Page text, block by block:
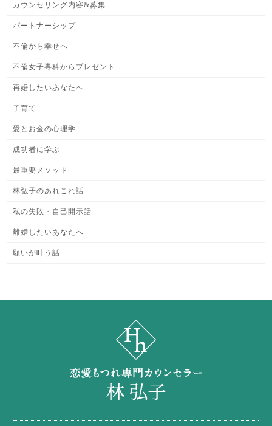
カウンセリング内容&募集
パートナーシップ
不倫から幸せへ
不倫女子専科からプレゼント
再婚したいあなたへ
子育て
愛とお金の心理学
成功者に学ぶ
最重要メソッド
林弘子のあれこれ話
私の失敗・自己開示話
離婚したいあなたへ
願いが叶う話